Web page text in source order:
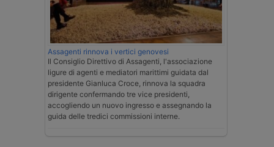
Assagenti rinnova i vertici genovesi
Il Consiglio Direttivo di Assagenti, l'associazione
ligure di agenti e mediatori marittimi guidata dal
presidente Gianluca Croce, rinnova la squadra
dirigente confermando tre vice presidenti,
accogliendo un nuovo ingresso e assegnando la
guida delle tredici commissioni interne.